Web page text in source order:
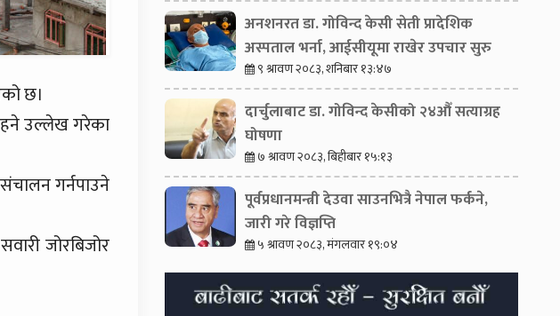
छ।
उल्लेख गरेका
गर्नपाउने
जोरबिजोर
अनशनरत डा. गोविन्द केसी सेती प्रादेशिक
अस्पताल भर्ना, आईसीयूमा राखेर उपचार सुरु
९ श्रावण २०८३, शनिबार १३:४७
दार्चुलाबाट डा. गोविन्द केसीको २४औँ सत्याग्रह
घोषणा
७ श्रावण २०८३, बिहीबार १५:१३
पूर्वप्रधानमन्त्री देउवा साउनभित्रै नेपाल फर्कने,
जारी गरे विज्ञप्ति
५ श्रावण २०८३, मंगलवार १९:०४